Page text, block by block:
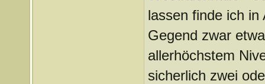
lassen finde ich
Gegend zwar
allerhöchstem
sicherlich zwei